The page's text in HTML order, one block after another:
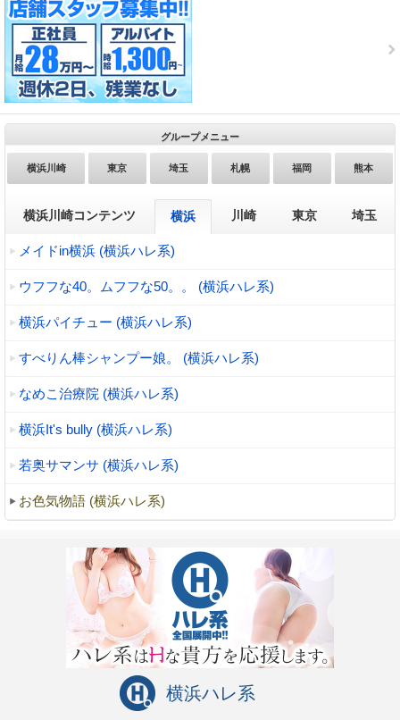
グループメニュー
横浜川崎 東京 埼玉 札幌 福岡 熊本
横浜川崎コンテンツ 横浜 川崎 東京 埼玉
メイドin横浜 (横浜ハレ系)
ウフフな40。ムフフな50。。 (横浜ハレ系)
横浜パイチュー (横浜ハレ系)
すべりん棒シャンプー娘。 (横浜ハレ系)
なめこ治療院 (横浜ハレ系)
横浜It's bully (横浜ハレ系)
若奥サマンサ (横浜ハレ系)
お色気物語 (横浜ハレ系)
横浜ハレ系